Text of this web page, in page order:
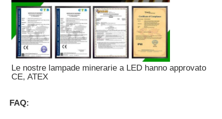
Le nostre lampade minerarie a LED hanno approvato
CE, ATEX
FAQ: